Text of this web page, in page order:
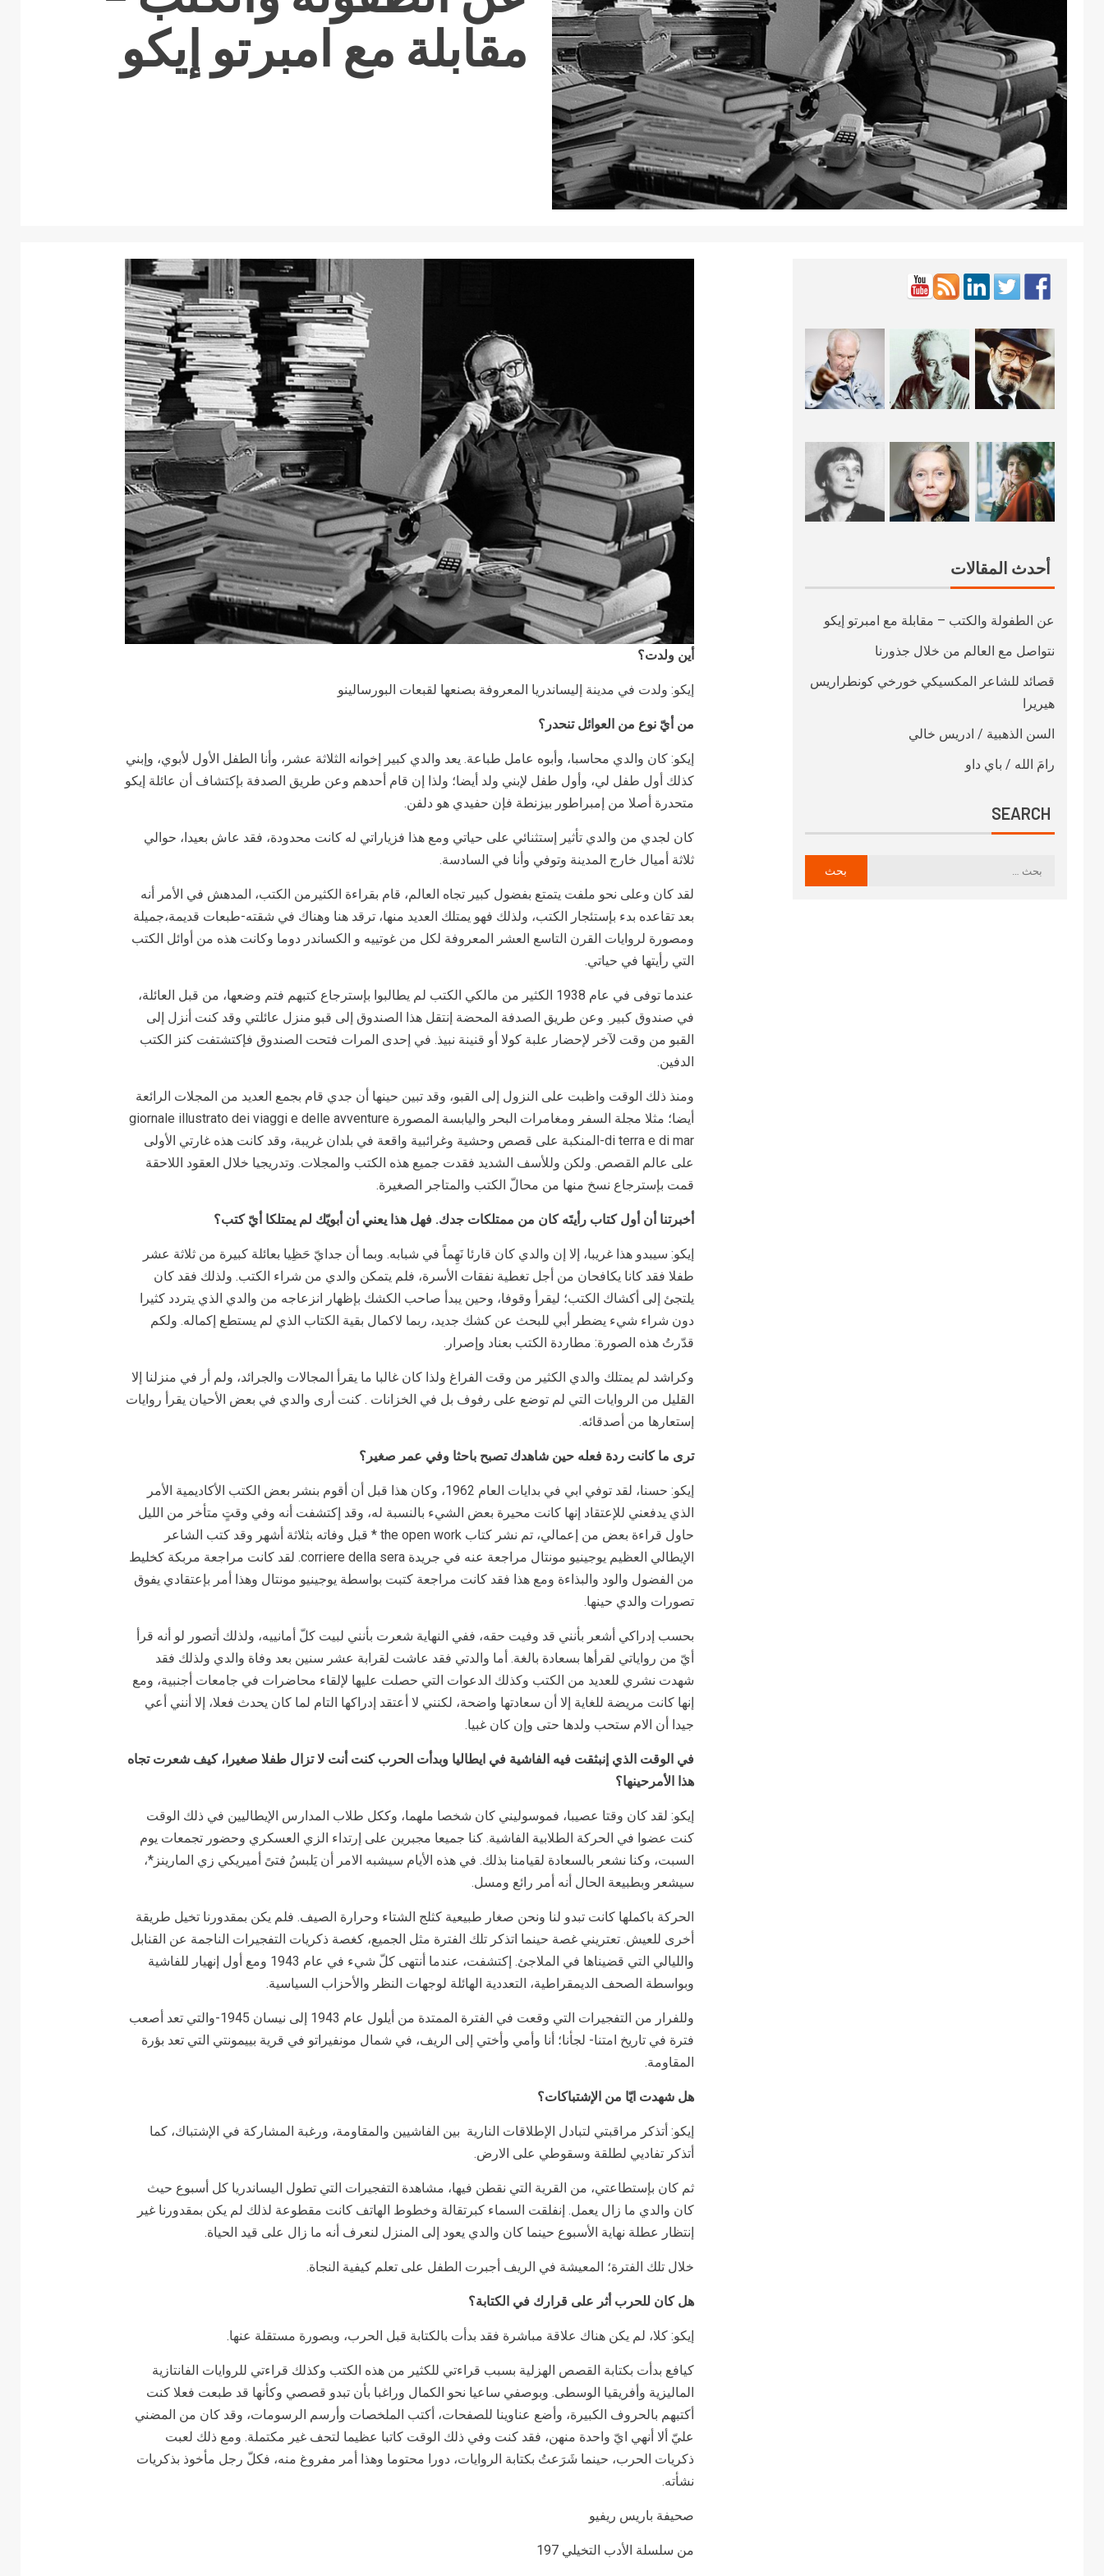
مقابلة مع امبرتو إيكو
أين ولدت؟
إيكو: ولدت في مدينة إليساندريا المعروفة بصنعها لقبعات البورسالينو
من أيّ نوع من العوائل تنحدر؟
إيكو: كان والدي محاسبا، وأبوه عامل طباعة. يعد والدي كبير إخوانه الثلاثة عشر، وأنا الطفل الأول لأبوي، وإبني
كذلك أول طفل لي، وأول طفل لإبني ولد أيضا؛ ولذا إن قام أحدهم وعن طريق الصدفة بإكتشاف أن عائلة إيكو
متحدرة أصلا من إمبراطور بيزنطة فإن حفيدي هو دلفن.
كان لجدي من والدي تأثير إستثنائي على حياتي ومع هذا فزياراتي له كانت محدودة، فقد عاش بعيدا، حوالي
ثلاثة أميال خارج المدينة وتوفي وأنا في السادسة.
لقد كان وعلى نحو ملفت يتمتع بفضول كبير تجاه العالم، قام بقراءة الكثيرمن الكتب، المدهش في الأمر أنه
بعد تقاعده بدء بإستئجار الكتب، ولذلك فهو يمتلك العديد منها، ترقد هنا وهناك في شقته-طبعات قديمة،جميلة
ومصورة لروايات القرن التاسع العشر المعروفة لكل من غوتييه و الكساندر دوما وكانت هذه من أوائل الكتب
التي رأيتها في حياتي.
عندما توفى في عام 1938 الكثير من مالكي الكتب لم يطالبوا بإسترجاع كتبهم فتم وضعها، من قبل العائلة،
في صندوق كبير. وعن طريق الصدفة المحضة إنتقل هذا الصندوق إلى قبو منزل عائلتي وقد كنت أنزل إلى
القبو من وقت لآخر لإحضار علبة كولا أو قنينة نبيذ. في إحدى المرات فتحت الصندوق فإكتشتفت كنز الكتب
الدفين.
ومنذ ذلك الوقت واظبت على النزول إلى القبو، وقد تبين حينها أن جدي قام بجمع العديد من المجلات الرائعة
أيضا؛ مثلا مجلة السفر ومغامرات البحر واليابسة المصورة giornale illustrato dei viaggi e delle avventure
di terra e di mar-المنكبة على قصص وحشية وغرائبية واقعة في بلدان غريبة، وقد كانت هذه غارتي الأولى
على عالم القصص. ولكن وللأسف الشديد فقدت جميع هذه الكتب والمجلات. وتدريجيا خلال العقود اللاحقة
قمت بإسترجاع نسخ منها من محالّ الكتب والمتاجر الصغيرة.
أخبرتنا أن أول كتاب رأيتَه كان من ممتلكات جدك. فهل هذا يعني أن أبويّك لم يمتلكا أيّ كتب؟
إيكو: سيبدو هذا غريبا، إلا إن والدي كان قارئا نَهِماً في شبابه. وبما أن جدايّ حَظِيا بعائلة كبيرة من ثلاثة عشر
طفلا فقد كانا يكافحان من أجل تغطية نفقات الأسرة، فلم يتمكن والدي من شراء الكتب. ولذلك فقد كان
يلتجئ إلى أكشاك الكتب؛ ليقرأ وقوفا، وحين يبدأ صاحب الكشك بإظهار انزعاجه من والدي الذي يتردد كثيرا
دون شراء شيء يضطر أبي للبحث عن كشك جديد، ربما لاكمال بقية الكتاب الذي لم يستطع إكماله. ولكم
قدّرتُ هذه الصورة: مطاردة الكتب بعناد وإصرار.
وكراشد لم يمتلك والدي الكثير من وقت الفراغ ولذا كان غالبا ما يقرأ المجالات والجرائد، ولم أر في منزلنا إلا
القليل من الروايات التي لم توضع على رفوف بل في الخزانات . كنت أرى والدي في بعض الأحيان يقرأ روايات
إستعارها من أصدقائه.
ترى ما كانت ردة فعله حين شاهدك تصبح باحثا وفي عمر صغير؟
إيكو: حسنا، لقد توفي ابي في بدايات العام 1962، وكان هذا قبل أن أقوم بنشر بعض الكتب الأكاديمية الأمر
الذي يدفعني للإعتقاد إنها كانت محيرة بعض الشيء بالنسبة له، وقد إكتشفت أنه وفي وقتٍ متأخر من الليل
حاول قراءة بعض من إعمالي، تم نشر كتاب the open work * قبل وفاته بثلاثة أشهر وقد كتب الشاعر
الإيطالي العظيم يوجينيو مونتال مراجعة عنه في جريدة corriere della sera. لقد كانت مراجعة مربكة كخليط
من الفضول والود والبذاءة ومع هذا فقد كانت مراجعة كتبت بواسطة يوجينيو مونتال وهذا أمر بإعتقادي يفوق
تصورات والدي حينها.
بحسب إدراكي أشعر بأنني قد وفيت حقه، ففي النهاية شعرت بأنني لبيت كلّ أمانييه، ولذلك أتصور لو أنه قرأ
أيّ من رواياتي لقرأها بسعادة بالغة. أما والدتي فقد عاشت لقرابة عشر سنين بعد وفاة والدي ولذلك فقد
شهدت نشري للعديد من الكتب وكذلك الدعوات التي حصلت عليها لإلقاء محاضرات في جامعات أجنبية، ومع
إنها كانت مريضة للغاية إلا أن سعادتها واضحة، لكنني لا أعتقد إدراكها التام لما كان يحدث فعلا، إلا أنني أعي
جيدا أن الام ستحب ولدها حتى وإن كان غبيا.
في الوقت الذي إنبثقت فيه الفاشية في ايطاليا وبدأت الحرب كنت أنت لا تزال طفلا صغيرا، كيف شعرت تجاه
هذا الأمرحينها؟
إيكو: لقد كان وقتا عصيبا، فموسوليني كان شخصا ملهما، وككل طلاب المدارس الإيطاليين في ذلك الوقت
كنت عضوا في الحركة الطلابية الفاشية. كنا جميعا مجبرين على إرتداء الزي العسكري وحضور تجمعات يوم
السبت، وكنا نشعر بالسعادة لقيامنا بذلك. في هذه الأيام سيشبه الامر أن يَلبسُ فتىً أميريكي زي المارينز*،
سيشعر وبطبيعة الحال أنه أمر رائع ومسل.
الحركة باكملها كانت تبدو لنا ونحن صغار طبيعية كثلج الشتاء وحرارة الصيف. فلم يكن بمقدورنا تخيل طريقة
أخرى للعيش. تعتريني غصة حينما اتذكر تلك الفترة مثل الجميع، كغصة ذكريات التفجيرات الناجمة عن القنابل
والليالي التي قضيناها في الملاجئ. إكتشفت، عندما أنتهى كلّ شيء في عام 1943 ومع أول إنهيار للفاشية
وبواسطة الصحف الديمقراطية، التعددية الهائلة لوجهات النظر والأحزاب السياسية.
وللفرار من التفجيرات التي وقعت في الفترة الممتدة من أيلول عام 1943 إلى نيسان 1945-والتي تعد أصعب
فترة في تاريخ امتنا- لجأنا؛ أنا وأمي وأختي إلى الريف، في شمال مونفيراتو في قرية بييمونتي التي تعد بؤرة
المقاومة.
هل شهدت ايّا من الإشتباكات؟
إيكو: أتذكر مراقبتي لتبادل الإطلاقات النارية بين الفاشيين والمقاومة، ورغبة المشاركة في الإشتباك، كما
أتذكر تفاديي لطلقة وسقوطي على الارض.
ثم كان بإستطاعتي، من القرية التي نقطن فيها، مشاهدة التفجيرات التي تطول اليساندريا كل أسبوع حيث
كان والدي ما زال يعمل. إنفلقت السماء كبرتقالة وخطوط الهاتف كانت مقطوعة لذلك لم يكن بمقدورنا غير
إنتظار عطلة نهاية الأسبوع حينما كان والدي يعود إلى المنزل لنعرف أنه ما زال على قيد الحياة.
خلال تلك الفترة؛ المعيشة في الريف أجبرت الطفل على تعلم كيفية النجاة.
هل كان للحرب أثر على قرارك في الكتابة؟
إيكو: كلا، لم يكن هناك علاقة مباشرة فقد بدأت بالكتابة قبل الحرب، وبصورة مستقلة عنها.
كيافع بدأت بكتابة القصص الهزلية بسبب قراءتي للكثير من هذه الكتب وكذلك قراءتي للروايات الفانتازية
الماليزية وأفريقيا الوسطى. وبوصفي ساعيا نحو الكمال وراغبا بأن تبدو قصصي وكأنها قد طبعت فعلا كنت
أكتبهم بالحروف الكبيرة، وأضع عناوينا للصفحات، أكتب الملخصات وأرسم الرسومات، وقد كان من المضني
عليّ ألا أنهي ايّ واحدة منهن، فقد كنت وفي ذلك الوقت كاتبا عظيما لتحف غير مكتملة. ومع ذلك لعبت
ذكريات الحرب، حينما شَرَعتُ بكتابة الروايات، دورا محتوما وهذا أمر مفروغ منه، فكلّ رجل مأخوذ بذكريات
نشأته.
صحيفة باريس ريفيو
من سلسلة الأدب التخيلي 197
أحدث المقالات
عن الطفولة والكتب – مقابلة مع امبرتو إيكو
نتواصل مع العالم من خلال جذورنا
قصائد للشاعر المكسيكي خورخي كونطراريس
هيريرا
السن الذهبية / ادريس خالي
رامَ الله / باي داو
SEARCH